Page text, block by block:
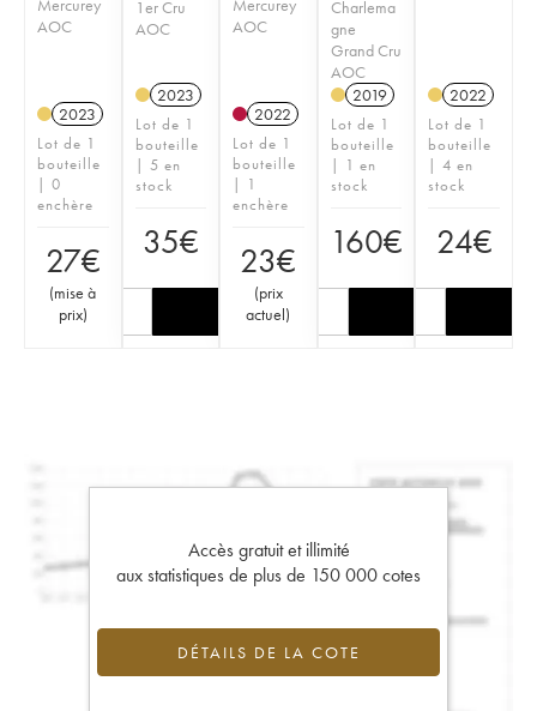
Mercurey
AOC
2023
Lot de 1
bouteille
| 0
enchère
27€
(mise à
prix)
1er Cru
AOC
2023
Lot de 1
bouteille
| 5 en
stock
35€
Mercurey
AOC
2022
Lot de 1
bouteille
| 1
enchère
23€
(prix
actuel)
Charlema
gne
Grand Cru
AOC
2019
Lot de 1
bouteille
| 1 en
stock
160€
2022
Lot de 1
bouteille
| 4 en
stock
24€
Accès gratuit et illimité
aux statistiques de plus de 150 000 cotes
DÉTAILS DE LA COTE